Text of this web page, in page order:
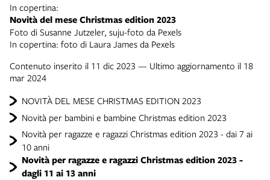
NOVITÀ DEL MESE CHRISTMAS EDITION 2023
Novità per bambini e bambine Christmas edition 2023
Novità per ragazze e ragazzi Christmas edition 2023 - dai 7 ai
10 anni
Novità per ragazze e ragazzi Christmas edition 2023 -
dagli 11 ai 13 anni
In copertina:
Novità del mese Christmas edition 2023
Foto di Susanne Jutzeler, suju-foto da Pexels
In copertina: foto di Laura James da Pexels
Contenuto inserito il 11 dic 2023 — Ultimo aggiornamento il 18
mar 2024